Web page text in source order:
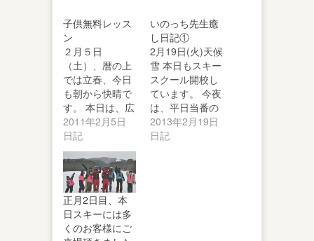
子供無料レッス
ン
２月５日
（土）、暦の上
では立春、今日
も朝から快晴で
す。 本日は、広
島県観光連盟の
イベントで子供
無料レ…
2011年2月5日
日記
いのっち先生癒
し日記①
2月19日(火)天候
雪 本日もスキー
スクール開校し
ています。 今夜
は、平日当番の
癒し系スタッフ
の「い…
2013年2月19日
日記
正月2日目、本
日スキーには多
くのお客様にご